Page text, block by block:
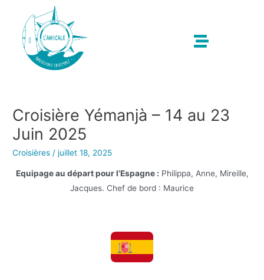
Croisière Yémanjà – 14 au 23
Juin 2025
Croisières /juillet 18, 2025
Equipage au départ pour l’Espagne : Philippa, Anne, Mireille,
Jacques. Chef de bord : Maurice